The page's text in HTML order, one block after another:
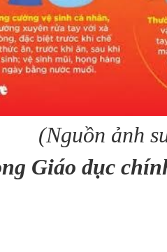
(Nguồn ảnh
Giáo dục